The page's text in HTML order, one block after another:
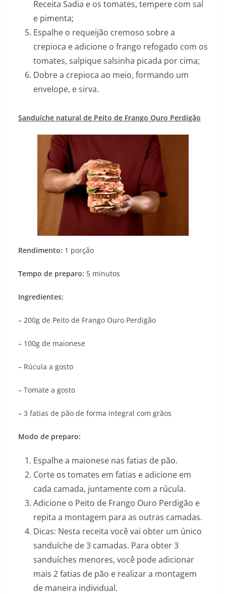
Receita Sadia e os tomates, tempere com sal
e pimenta;
Espalhe o requeijão cremoso sobre a
crepioca e adicione o frango refogado com os
tomates, salpique salsinha picada por cima;
Dobre a crepioca ao meio, formando um
envelope, e sirva.
Sanduíche natural de Peito de Frango Ouro Perdigão
Rendimento: 1 porção
Tempo de preparo: 5 minutos
Ingredientes:
– 200g de Peito de Frango Ouro Perdigão
– 100g de maionese
– Rúcula a gosto
– Tomate a gosto
– 3 fatias de pão de forma integral com grãos
Modo de preparo:
Espalhe a maionese nas fatias de pão.
Corte os tomates em fatias e adicione em
cada camada, juntamente com a rúcula.
Adicione o Peito de Frango Ouro Perdigão e
repita a montagem para as outras camadas.
Dicas: Nesta receita você vai obter um único
sanduíche de 3 camadas. Para obter 3
sanduíches menores, você pode adicionar
mais 2 fatias de pão e realizar a montagem
de maneira individual.